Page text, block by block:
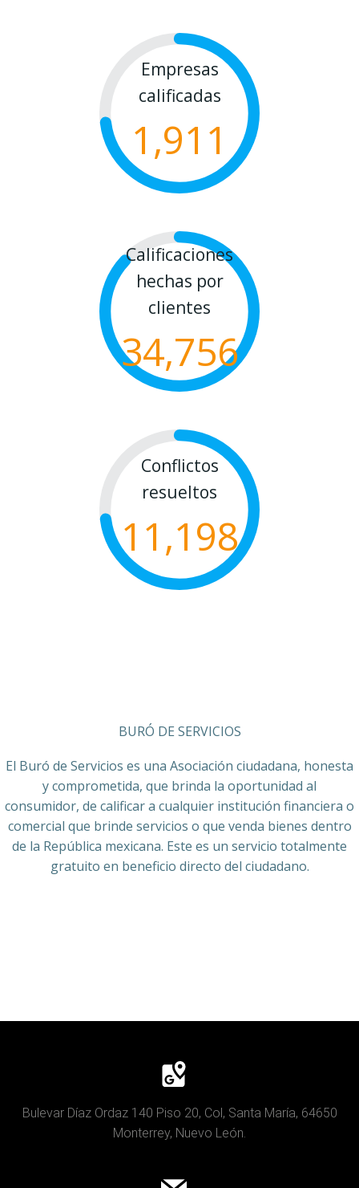
Empresas
calificadas
1,911
Calificaciones
hechas por
clientes
34,756
Conflictos
resueltos
11,198
BURÓ DE SERVICIOS
El Buró de Servicios es una Asociación ciudadana, honesta
y comprometida, que brinda la oportunidad al
consumidor, de calificar a cualquier institución financiera o
comercial que brinde servicios o que venda bienes dentro
de la República mexicana. Este es un servicio totalmente
gratuito en beneficio directo del ciudadano.
Bulevar Díaz Ordaz 140 Piso 20, Col, Santa María, 64650
Monterrey, Nuevo León.